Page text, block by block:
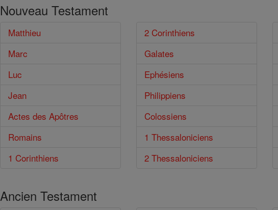
le
Bible
Nouveau Testament
Matthieu
Marc
Luc
Jean
Actes des Apôtres
Romains
1 Corinthiens
2 Corinthiens
Galates
Ephésiens
Philippiens
Colossiens
1 Thessaloniciens
2 Thessaloniciens
Ancien Testament